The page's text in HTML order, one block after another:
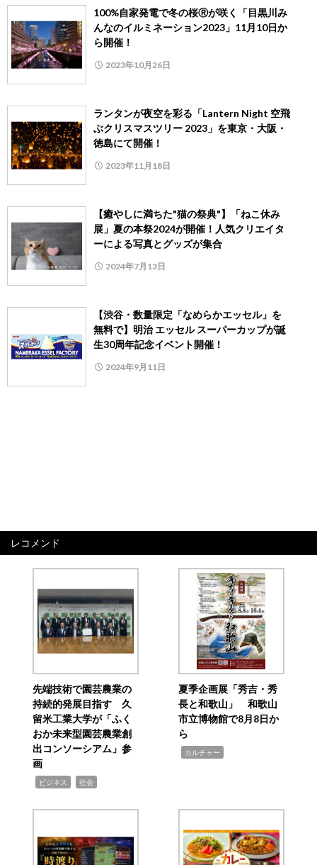
100%自家発電で冬の桜Ⓡが咲く「目黒川み
んなのイルミネーション2023」11月10日か
ら開催！
2023年10月26日
ランタンが夜空を彩る「Lantern Night 空飛
ぶクリスマスツリー 2023」を東京・大阪・
徳島にて開催！
2023年11月18日
【癒やしに満ちた"猫の祭典"】「ねこ休み
展」夏の本祭2024が開催！人気クリエイタ
ーによる写真とグッズが集合
2024年7月13日
【渋谷・数量限定「なめらかエッセル」を
無料で】明治 エッセル スーパーカップが誕
生30周年記念イベント開催！
2024年9月11日
レコメンド
先端技術で園芸農業の
持続的発展目指す 久
留米工業大学が「ふく
おか未来型園芸農業創
出コンソーシアム」参
画
ビジネス 社会
夏季企画展「秀吉・秀
長と和歌山」 和歌山
市立博物館で8月8日か
ら
カルチャー